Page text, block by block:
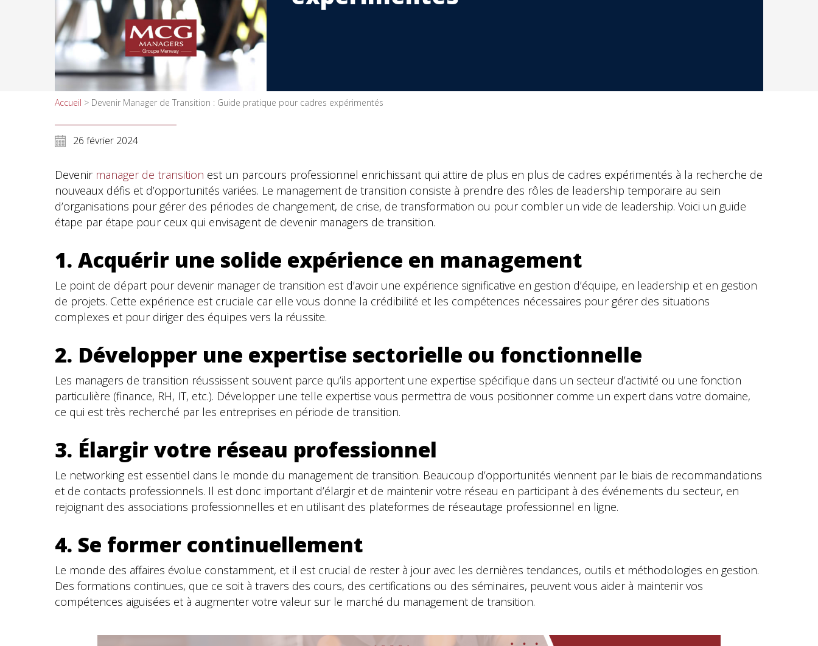
Accueil > Devenir Manager de Transition : Guide pratique pour cadres expérimentés
26 février 2024
Devenir manager de transition est un parcours professionnel enrichissant qui attire de plus en plus de cadres expérimentés à la recherche de
nouveaux défis et d’opportunités variées. Le management de transition consiste à prendre des rôles de leadership temporaire au sein
d’organisations pour gérer des périodes de changement, de crise, de transformation ou pour combler un vide de leadership. Voici un guide
étape par étape pour ceux qui envisagent de devenir managers de transition.
1. Acquérir une solide expérience en management
Le point de départ pour devenir manager de transition est d’avoir une expérience significative en gestion d’équipe, en leadership et en gestion
de projets. Cette expérience est cruciale car elle vous donne la crédibilité et les compétences nécessaires pour gérer des situations
complexes et pour diriger des équipes vers la réussite.
2. Développer une expertise sectorielle ou fonctionnelle
Les managers de transition réussissent souvent parce qu’ils apportent une expertise spécifique dans un secteur d’activité ou une fonction
particulière (finance, RH, IT, etc.). Développer une telle expertise vous permettra de vous positionner comme un expert dans votre domaine,
ce qui est très recherché par les entreprises en période de transition.
3. Élargir votre réseau professionnel
Le networking est essentiel dans le monde du management de transition. Beaucoup d’opportunités viennent par le biais de recommandations
et de contacts professionnels. Il est donc important d’élargir et de maintenir votre réseau en participant à des événements du secteur, en
rejoignant des associations professionnelles et en utilisant des plateformes de réseautage professionnel en ligne.
4. Se former continuellement
Le monde des affaires évolue constamment, et il est crucial de rester à jour avec les dernières tendances, outils et méthodologies en gestion.
Des formations continues, que ce soit à travers des cours, des certifications ou des séminaires, peuvent vous aider à maintenir vos
compétences aiguisées et à augmenter votre valeur sur le marché du management de transition.